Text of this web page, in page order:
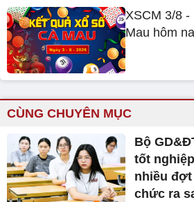
XSCM 3/8 -
Mau hôm
CÙNG CHUYÊN MỤC
Bộ
tốt
nhiều
chức ra